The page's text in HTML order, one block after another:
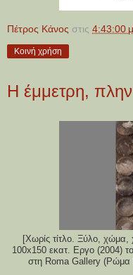
Πέτρος Κάνος στις 4:43:00
Κοινή χρήση
Η έμμετρη,
[Χωρίς τίτλο. Ξύλο, χώμα,
100x150 εκατ. Εργο (2004)
στη Roma Gallery (Ρώμα